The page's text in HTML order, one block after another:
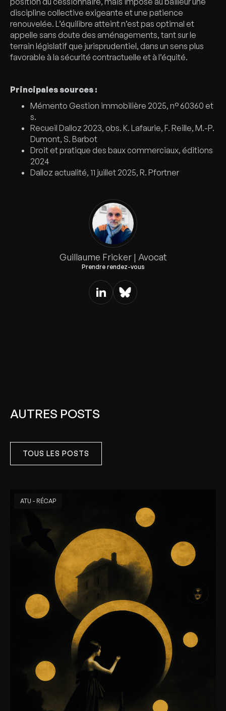
discipline collective exigeante et une patience
renouvelée. L’équilibre atteint n’est pas optimal et
appelle sans doute des aménagements, tant sur le
terrain législatif que jurisprudentiel, dans un sens plus
favorable à la sécurité contractuelle et à l’équité.
Principales sources :
Mémento Gestion immobilière 2025, n° 60360 et
s.
Recueil Dalloz 2023, obs. K. Lafaurie, F. Reille, M.-P.
Dumont, S. Barbot
Droit et pratique des baux commerciaux, éditions
2024
Dalloz actualité, 11 juillet 2025, R. Pfortner
Guillaume Fricker | Avocat
Prendre rendez-vous
AUTRES POSTS
TOUS LES POSTS
ATU - RÉCAP